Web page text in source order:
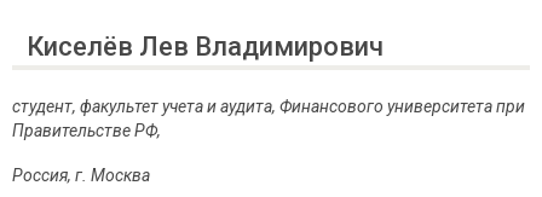
Киселёв Лев Владимирович
студент, факультет учета и аудита, Финансового университета при
Правительстве РФ,
Россия, г. Москва